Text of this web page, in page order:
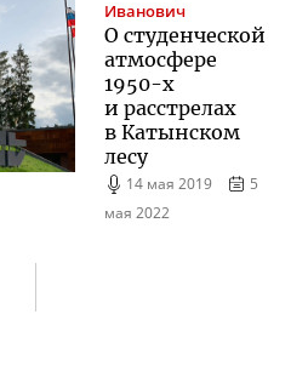
Иванович
О студенческой
атмосфере
1950-х
и расстрелах
в Катынском
лесу
14 мая 2019
5
мая 2022